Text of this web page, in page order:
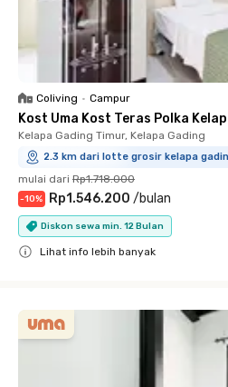
Coliving • Campur
Kost Uma Kost Teras Polka
Kelapa Gading Timur, Kelapa Gading
2.3 km dari lotte grosir kelapa
mulai dari Rp1.718.000
-10% Rp1.546.200 /bulan
Diskon sewa min. 12 Bulan
Lihat info lebih banyak